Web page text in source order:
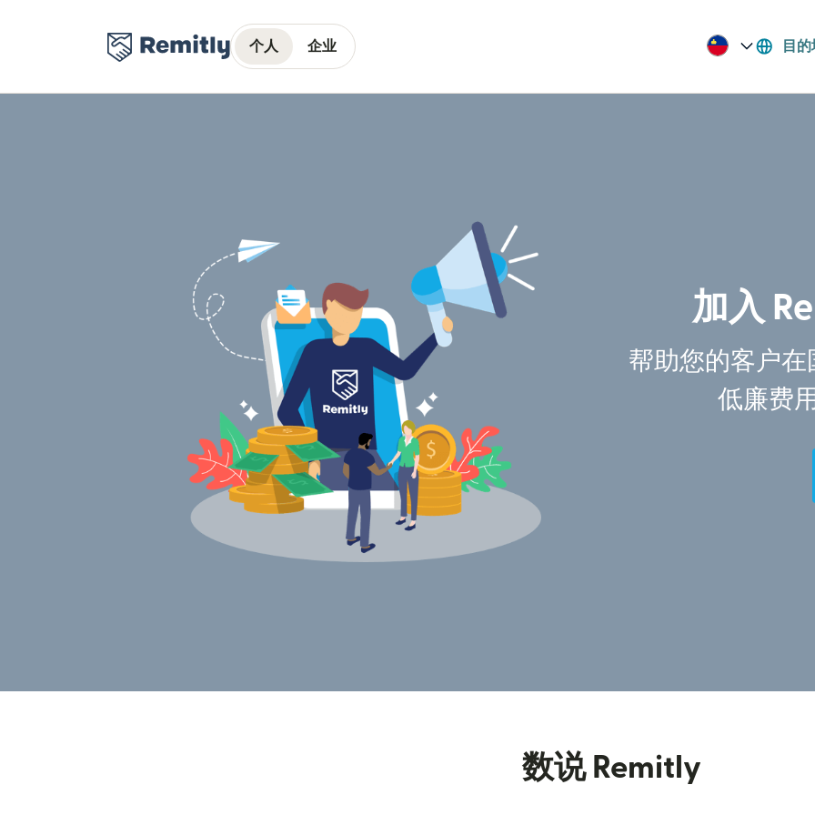
个人 企业 目
加入
帮助您的客户
低廉费
数说 Remitly